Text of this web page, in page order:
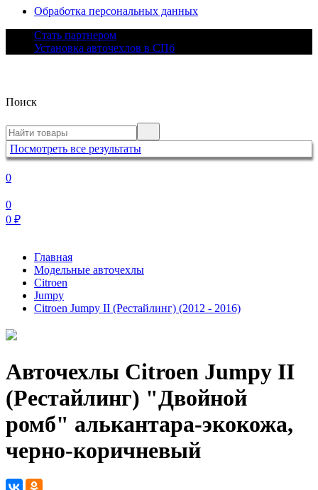
Обработка персональных данных
Стать партнером
Установка авточехлов в СПб
Поиск
Посмотреть все результаты
0
0
0 ₽
Главная
Модельные авточехлы
Citroen
Jumpy
Citroen Jumpy II (Рестайлинг) (2012 - 2016)
Авточехлы Citroen Jumpy II
(Рестайлинг) "Двойной
ромб" алькантара-экокожа,
черно-коричневый